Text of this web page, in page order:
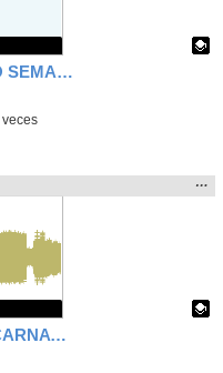
PROGRAMA DE RADIO SEMANA CULTURAL 23-3-2026
veces
RADIO BEETHOVEN- CARNAVAL 2021
la
…